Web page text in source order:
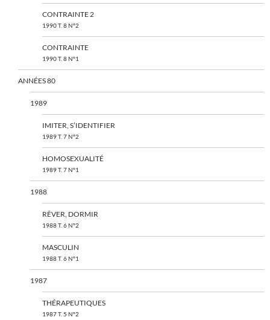
CONTRAINTE 2
1990 T. 8 N°2
CONTRAINTE
1990 T. 8 N°1
ANNÉES 80
1989
IMITER, S’IDENTIFIER
1989 T. 7 N°2
HOMOSEXUALITÉ
1989 T. 7 N°1
1988
RÊVER, DORMIR
1988 T. 6 N°2
MASCULIN
1988 T. 6 N°1
1987
THÉRAPEUTIQUES
1987 T. 5 N°2